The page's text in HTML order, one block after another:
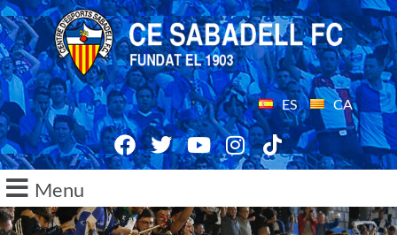
ES CA
Menu